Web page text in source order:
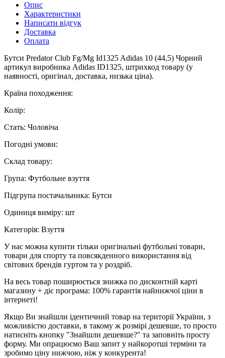
Опис
Характеристики
Написати відгук
Доставка
Оплата
Бутси Predator Club Fg/Mg Id1325 Adidas 10 (44,5) Чорний
артикул виробника Adidas ID1325, штрихкод товару (у
наявності, оригінал, доставка, низька ціна).
Країна походження:
Колір:
Стать: Чоловіча
Погодні умови:
Склад товару:
Група: Футбольне взуття
Підгрупа постачальника: Бутси
Одиниця виміру: шт
Категорія: Взуття
У нас можна купити тільки оригінальні футбольні товари,
товари для спорту та повсякденного використання від
світових брендів гуртом та у роздріб.
На весь товар поширюється знижка по дисконтній карті
магазину + діє програма: 100% гарантія найнижчої ціни в
інтернеті!
Якщо Ви знайшли ідентичний товар на території України, з
можливістю доставки, в такому ж розмірі дешевше, то просто
натисніть кнопку "Знайшли дешевше?" та заповніть просту
форму. Ми опрацюємо Ваш запит у найкоротші терміни та
зробимо ціну нижчою, ніж у конкурента!